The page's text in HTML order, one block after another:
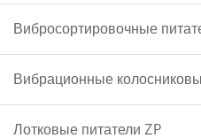
Вибросортировочные
Вибрационные
Лотковые питатели ZP